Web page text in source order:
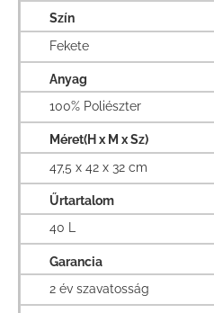
Szín
Fekete
Anyag
100% Poliészter
Méret(H x M x Sz)
47,5 x 42 x 32 cm
Űrtartalom
40 L
Garancia
2 év szavatosság